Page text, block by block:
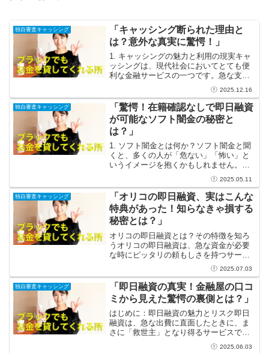
独自審査キャッシング
「キャッシング断られた理由と
は？意外な真実に驚愕！」
1. キャッシングの魅力と利用の現実キャ
ッシングは、現代社会においてとても便
利な金融サービスの一つです。急な支出
があるとき、たとえば車の故障や医療
費、さらには旅行中に発生した予期しな
い出費など、キャッシングを利用するこ
とで、心強くサポートし...
2025.12.16
独自審査キャッシング
「驚愕！在籍確認なしで即日融資
が可能なソフト闇金の秘密と
は？」
1. ソフト闇金とは何か？ソフト闇金と聞
くと、多くの人が「危ない」「怖い」と
いうイメージを抱くかもしれません。し
かし、実際にはその全貌は意外と知られ
ていません。ソフト闇金とは、法律のグ
レーゾーンに位置する融資業者であり、
通常の金融機関と比べ...
2025.05.11
独自審査キャッシング
「オリコの即日融資、実はこんな
特典があった！知らなきゃ損する
秘密とは？」
オリコの即日融資とは？その特徴を知ろ
うオリコの即日融資は、急な資金が必要
な時にピッタリの頼もしさを持つサービ
スです。例えば、予想外の出費や急なト
ラブルに直面したとき、その迅速なアプ
ローチと柔軟性は、まるで頼れる友人の
ようです！オリコでは、さ...
2025.07.03
独自審査キャッシング
「即日融資の真実！金融屋の口コ
ミから見えた驚愕の裏側とは？」
はじめに：即日融資の魅力とリスク即日
融資は、急な出費に直面したときに、ま
さに「救世主」となり得るサービスで
す。例えば、急な医療費や車の修理代、
2025.06.03